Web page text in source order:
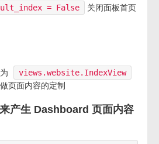
= False
关闭面板首页
views.website.IndexView
页面内容的定制
产生 Dashboard 页面内容